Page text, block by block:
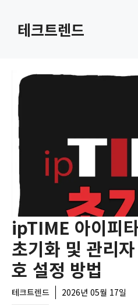
테크트렌드
ipTIME 아이피
초기화 및 관리
호 설정 방법
테크트렌드 2026년 05월 17일